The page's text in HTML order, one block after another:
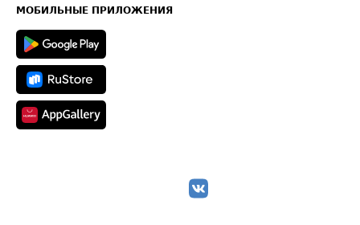
Техническая информация
МОБИЛЬНЫЕ ПРИЛОЖЕНИЯ